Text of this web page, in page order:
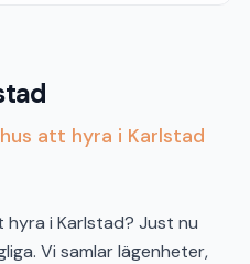
att hyra i Karlstad
i Karlstad? Just nu
Vi samlar lägenheter,